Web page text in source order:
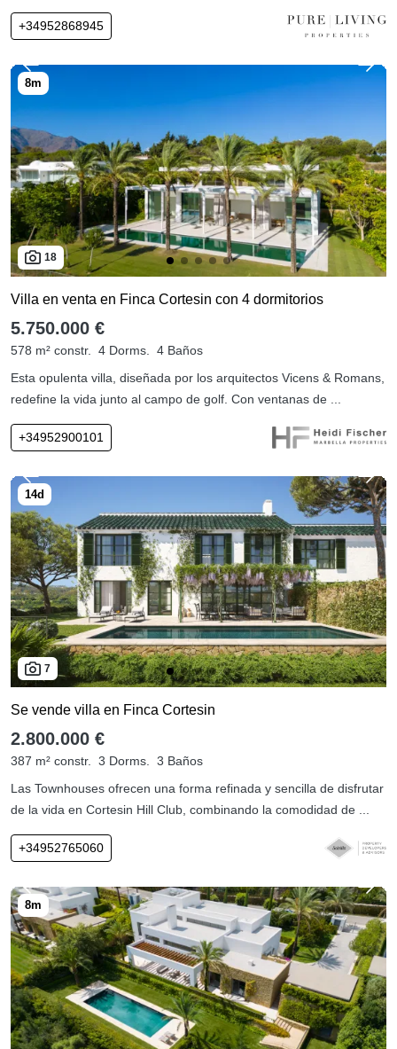
+34952868945
18
Villa en venta en Finca Cortesin con 4 dormitorios
5.750.000 €
578 m² constr. 4 Dorms.
4 Baños
Esta opulenta villa, diseñada por los arquitectos Vicens & Romans,
redefine la vida junto al campo de golf. Con ventanas de ...
+34952900101
7
Se vende villa en Finca Cortesin
2.800.000 €
387 m² constr. 3 Dorms.
3 Baños
Las Townhouses ofrecen una forma refinada y sencilla de disfrutar
de la vida en Cortesin Hill Club, combinando la comodidad de ...
+34952765060